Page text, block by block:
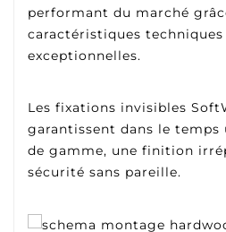
performant du marché
caractéristiques techniques
exceptionnelles.
Les fixations invisibles
garantissent dans le temps
de gamme, une finition
sécurité sans pareille.